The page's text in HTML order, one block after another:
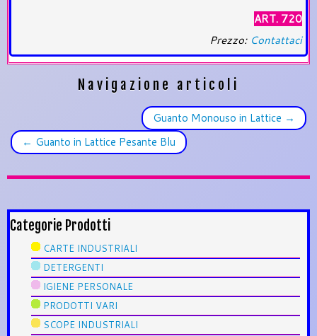
ART. 720
Prezzo: Contattaci
Navigazione articoli
Guanto Monouso in Lattice →
← Guanto in Lattice Pesante Blu
Categorie Prodotti
CARTE INDUSTRIALI
DETERGENTI
IGIENE PERSONALE
PRODOTTI VARI
SCOPE INDUSTRIALI